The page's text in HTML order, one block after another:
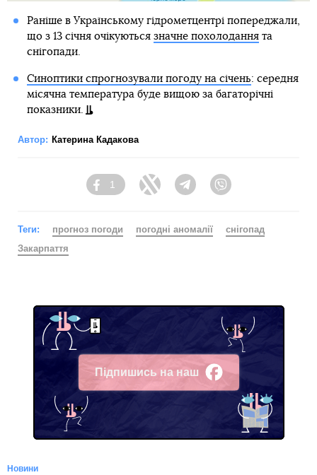
Раніше в Українському гідрометцентрі попереджали,
що з 13 січня очікуються значне похолоданнята
снігопади.
Синоптики спрогнозували погоду на січень: середня
місячна температура буде вищою за багаторічні
показники.
Автор: Катерина Кадакова
Facebook
1
Twitter Telegram
Теги: прогноз погоди погодні аномалії
снігопад
Закарпаття
Підпишись на наш
Facebook
Новини